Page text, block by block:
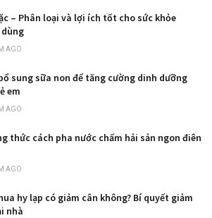
– Phân loại và lợi ích tốt cho sức khỏe
AGO
sung sữa non để tăng cường dinh dưỡng
em
AGO
thức cách pha nước chấm hải sản ngon điên
AGO
hy lạp có giảm cân không? Bí quyết giảm
nhà